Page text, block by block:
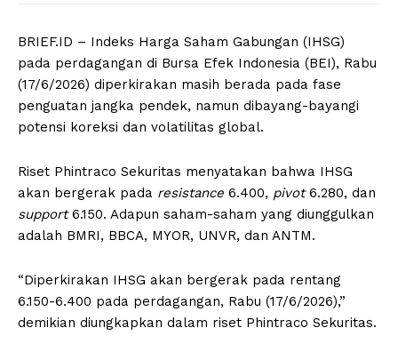
BRIEF.ID – Indeks Harga Saham Gabungan (IHSG)
pada perdagangan di Bursa Efek Indonesia (BEI), Rabu
(17/6/2026) diperkirakan masih berada pada fase
penguatan jangka pendek, namun dibayang-bayangi
potensi koreksi dan volatilitas global.
Riset Phintraco Sekuritas menyatakan bahwa IHSG
akan bergerak pada resistance 6.400, pivot6.280, dan
support6.150. Adapun saham-saham yang diunggulkan
adalah BMRI, BBCA, MYOR, UNVR, dan ANTM.
“Diperkirakan IHSG akan bergerak pada rentang
6.150-6.400 pada perdagangan, Rabu (17/6/2026),”
demikian diungkapkan dalam riset Phintraco Sekuritas.